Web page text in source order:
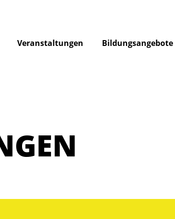
Veranstaltungen Bildungsangebote